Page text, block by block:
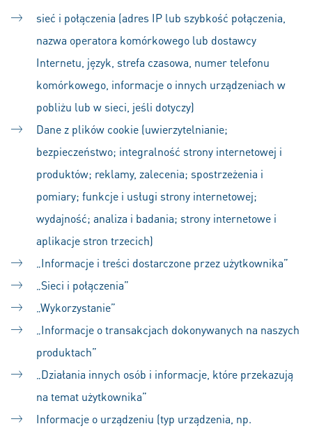
sieć i połączenia (adres IP lub szybkość połączenia,
nazwa operatora komórkowego lub dostawcy
Internetu, język, strefa czasowa, numer telefonu
komórkowego, informacje o innych urządzeniach w
pobliżu lub w sieci, jeśli dotyczy)
Dane z plików cookie (uwierzytelnianie;
bezpieczeństwo; integralność strony internetowej i
produktów; reklamy, zalecenia; spostrzeżenia i
pomiary; funkcje i usługi strony internetowej;
wydajność; analiza i badania; strony internetowe i
aplikacje stron trzecich)
„Informacje i treści dostarczone przez użytkownika”
„Sieci i połączenia”
„Wykorzystanie”
„Informacje o transakcjach dokonywanych na naszych
produktach”
„Działania innych osób i informacje, które przekazują
na temat użytkownika”
Informacje o urządzeniu (typ urządzenia, np.